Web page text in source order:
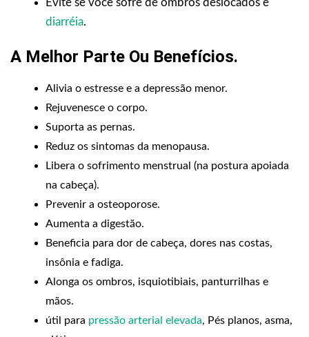
Evite se você sofre de ombros deslocados e
diarréia.
A Melhor Parte Ou Benefícios.
Alivia o estresse e a depressão menor.
Rejuvenesce o corpo.
Suporta as pernas.
Reduz os sintomas da menopausa.
Libera o sofrimento menstrual (na postura apoiada
na cabeça).
Prevenir a osteoporose.
Aumenta a digestão.
Beneficia para dor de cabeça, dores nas costas,
insônia e fadiga.
Alonga os ombros, isquiotibiais, panturrilhas e
mãos.
útil para pressão arterial elevada, Pés planos, asma,